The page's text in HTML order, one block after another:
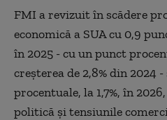
FMI a revizuit în scădere
economică a SUA cu 0,9
în 2025 - cu un punct
creşterea de 2,8% din 2024
procentuale, la 1,7%, în
politică şi tensiunile